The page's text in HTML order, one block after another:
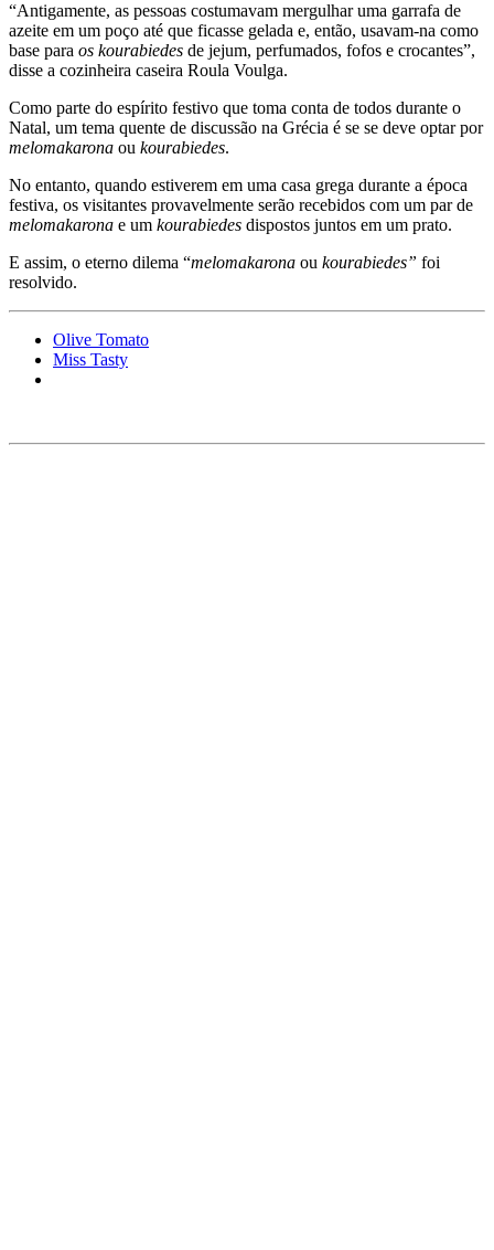
“Antigamente, as pessoas costumavam mergulhar uma garrafa de
azeite em um poço até que ficasse gelada e, então, usavam-na como
base para os kourabiedes de jejum, perfumados, fofos e crocantes”,
disse a cozinheira caseira Roula Voulga.
Como parte do espírito festivo que toma conta de todos durante o
Natal, um tema quente de discussão na Grécia é se se deve optar por
melomakarona ou kourabiedes.
No entanto, quando estiverem em uma casa grega durante a época
festiva, os visitantes provavelmente serão recebidos com um par de
melomakarona e um kourabiedes dispostos juntos em um prato.
E assim, o eterno dilema “melo­makarona ou koura­biedes” foi
resolvido.
Olive Tomato
Miss Tasty